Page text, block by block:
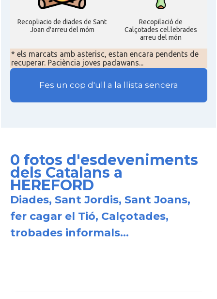
Recopliacio de diades de Sant
Joan d'arreu del móm
Recopilació de
Calçotades cel.lebrades
arreu del món
* els marcats amb asterisc, estan encara pendents de
recuperar. Paciència joves padawans...
Fes un cop d'ull a la llista sencera
0 fotos d'esdeveniments
dels Catalans a
HEREFORD
Diades, Sant Jordis, Sant Joans,
fer cagar el Tió, Calçotades,
trobades informals...